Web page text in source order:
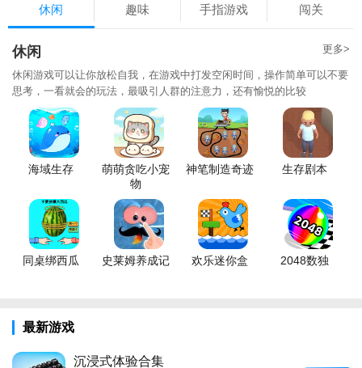
休闲 趣味 手指游戏 闯关
休闲 更多>
休闲游戏可以让你放松自我，在游戏中打发空闲时间，操作简单可以不要
思考，一看就会的玩法，最吸引人群的注意力，还有愉悦的比较
海域生存
萌萌贪吃小宠
物
神笔制造奇迹 生存剧本
同桌绑西瓜 史莱姆养成记 欢乐迷你盒 2048数独
最新游戏
沉浸式体验合集